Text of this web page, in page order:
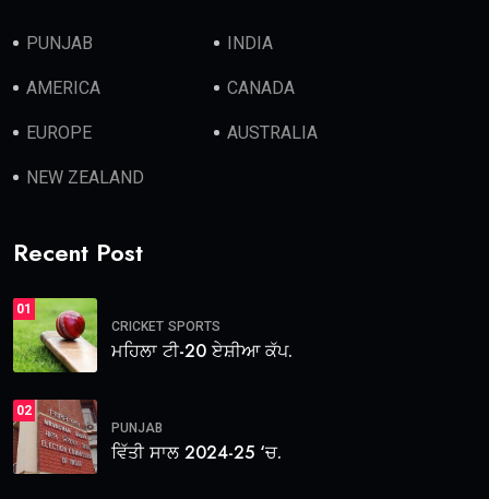
PUNJAB INDIA
AMERICA CANADA
EUROPE AUSTRALIA
NEW ZEALAND
Recent Post
01
CRICKET SPORTS
ਮਹਿਲਾ ਟੀ-20 ਏਸ਼ੀਆ ਕੱਪ.
02
PUNJAB
ਵਿੱਤੀ ਸਾਲ 2024-25 ‘ਚ.